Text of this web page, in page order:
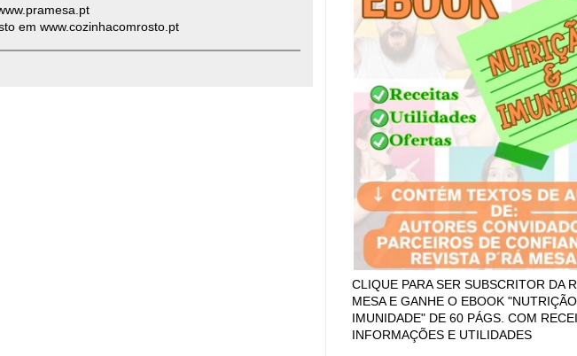
em www.cozinhacomrosto.pt
CLIQUE PARA SER SUBSCRITOR DA
MESA E GANHE O EBOOK
IMUNIDADE" DE 60 PÁGS. COM
INFORMAÇÕES E UTILIDADES